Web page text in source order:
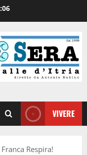
VIVERE
Respira!